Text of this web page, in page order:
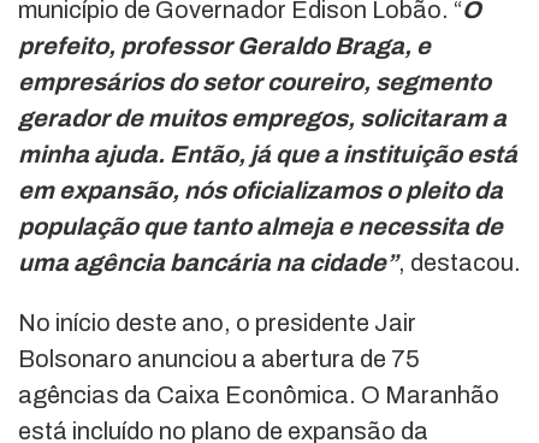
município de Governador Edison Lobão. “O
prefeito, professor Geraldo Braga, e
empresários do setor coureiro, segmento
gerador de muitos empregos, solicitaram a
minha ajuda. Então, já que a instituição está
em expansão, nós oficializamos o pleito da
população que tanto almeja e necessita de
uma agência bancária na cidade”, destacou.
No início deste ano, o presidente Jair
Bolsonaro anunciou a abertura de 75
agências da Caixa Econômica. O Maranhão
está incluído no plano de expansão da